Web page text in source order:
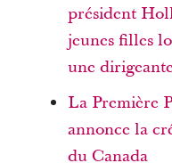
président
jeunes filles
une
La Première
annonce la
du Canada